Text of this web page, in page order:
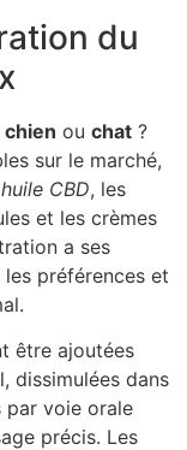
du
chien ou chat ?
sur le marché,
huile CBD, les
et les crèmes
a ses
préférences et
être ajoutées
dissimulées dans
par voie orale
précis. Les